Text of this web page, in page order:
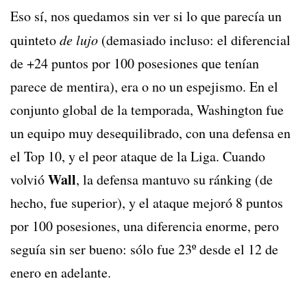
Eso sí, nos quedamos sin ver si lo que parecía un
quintetode lujo (demasiado incluso: el diferencial
de +24 puntos por 100 posesiones que tenían
parece de mentira), era o no un espejismo. En el
conjunto global de la temporada, Washington fue
un equipo muy desequilibrado, con una defensa en
el Top 10, y el peor ataque de la Liga. Cuando
volvióWall, la defensa mantuvo su ránking (de
hecho, fue superior), y el ataque mejoró 8 puntos
por 100 posesiones, una diferencia enorme, pero
seguía sin ser bueno: sólo fue 23º desde el 12 de
enero en adelante.